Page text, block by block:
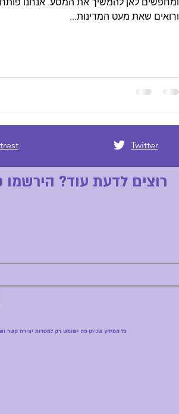
ורואים שאת מעט המדינות...
Twitter
רוצים לדעת עוד? הירשמו
כל המידע שניתן פה ישומש רק למטרות יצירת קשר